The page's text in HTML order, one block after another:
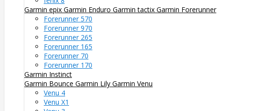
Garmin epix Garmin Enduro Garmin tactix Garmin Forerunner
Forerunner 570
Forerunner 970
Forerunner 265
Forerunner 165
Forerunner 70
Forerunner 170
Garmin Instinct
Garmin Bounce Garmin Lily Garmin Venu
Venu 4
Venu X1